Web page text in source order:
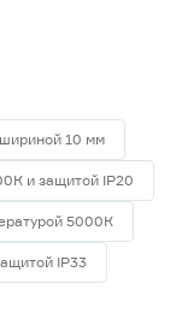
10 мм
и защитой IP20
5000К
IP33